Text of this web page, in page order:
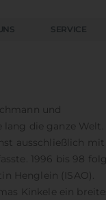
SERVICE
und
lang die ganze Welt.
ausschließlich mit
1996 bis 98
Henglein (ISAO).
Kinkele ein
Chakra-Energie Karten